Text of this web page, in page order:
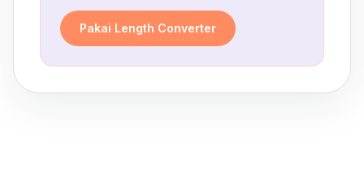
Pakai Length Converter